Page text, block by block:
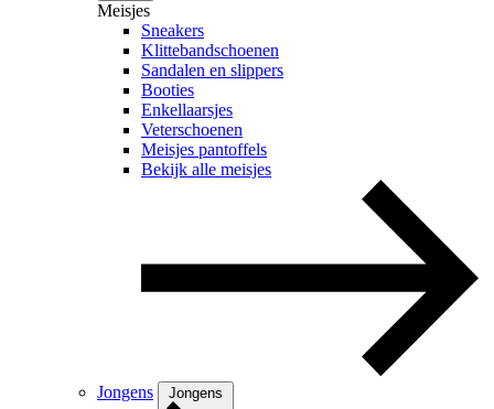
Meisjes
Sneakers
Klittebandschoenen
Sandalen en slippers
Booties
Enkellaarsjes
Veterschoenen
Meisjes pantoffels
Bekijk alle meisjes
Jongens Jongens